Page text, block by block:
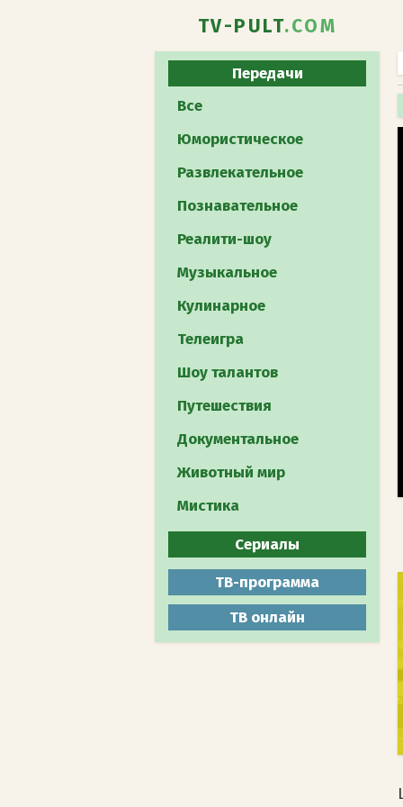
TV-PULT.COM
Передачи
Все
Юмористическое
Развлекательное
Познавательное
Реалити-шоу
Музыкальное
Кулинарное
Телеигра
Шоу талантов
Путешествия
Документальное
Животный мир
Мистика
Сериалы
Боевики
Военные
ТВ-программа
ТВ онлайн